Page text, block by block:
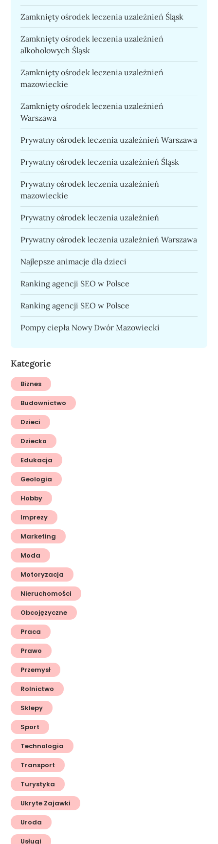
Zamknięty ośrodek leczenia uzależnień Śląsk
Zamknięty ośrodek leczenia uzależnień
alkoholowych Śląsk
Zamknięty ośrodek leczenia uzależnień
mazowieckie
Zamknięty ośrodek leczenia uzależnień
Warszawa
Prywatny ośrodek leczenia uzależnień Warszawa
Prywatny ośrodek leczenia uzależnień Śląsk
Prywatny ośrodek leczenia uzależnień
mazowieckie
Prywatny ośrodek leczenia uzależnień
Prywatny ośrodek leczenia uzależnień Warszawa
Najlepsze animacje dla dzieci
Ranking agencji SEO w Polsce
Ranking agencji SEO w Polsce
Pompy ciepła Nowy Dwór Mazowiecki
Kategorie
Biznes
Budownictwo
Dzieci
Dziecko
Edukacja
Geologia
Hobby
Imprezy
Marketing
Moda
Motoryzacja
Nieruchomości
Obcojęzyczne
Praca
Prawo
Przemysł
Rolnictwo
Sklepy
Sport
Technologia
Transport
Turystyka
Ukryte Zajawki
Uroda
Usługi